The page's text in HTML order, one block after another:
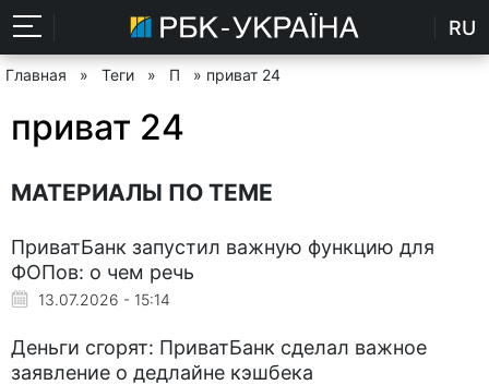
RU
Главная » Теги » П » приват 24
приват 24
МАТЕРИАЛЫ ПО ТЕМЕ
ПриватБанк запустил важную функцию для
ФОПов: о чем речь
13.07.2026 - 15:14
Деньги сгорят: ПриватБанк сделал важное
заявление о дедлайне кэшбека